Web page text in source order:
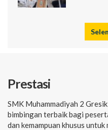
Prestasi
SMK Muhammadiyah 2
bimbingan terbaik bagi
dan kemampuan khusus